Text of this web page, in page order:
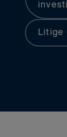
Litige